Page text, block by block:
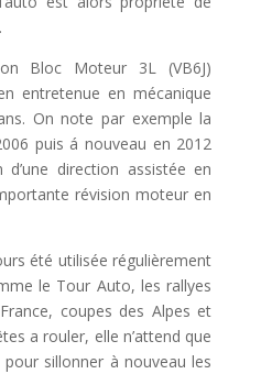
Bloc Moteur 3L (VB6J)
entretenue en mécanique
On note par exemple la
puis á nouveau en 2012
d’une direction assistée en
révision moteur en
été utilisée régulièrement
le Tour Auto, les rallyes
coupes des Alpes et
a rouler, elle n’attend que
sillonner à nouveau les